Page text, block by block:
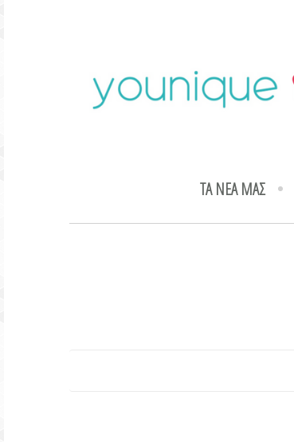
ΤΑ ΝΕΑ ΜΑΣ